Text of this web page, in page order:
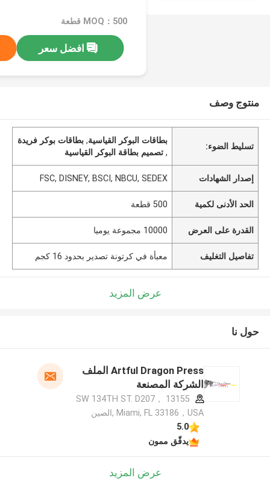
MOQ：500 قطعة
افضل سعر
منتوج وصف
تسليط الضوء:
بطاقات البوكر القياسية,بطاقات بوكر فريدة
,تصميم بطاقة البوكر القياسية
إصدار الشهادات FSC, DISNEY, BSCI, NBCU, SEDEX
الحد الأدنى لكمية 500 قطعة
القدرة على العرض 10000 مجموعة يوميا
تفاصيل التغليف معبأة في كرتونة تصدير بحدود 16 كجم
عرض المزيد
حول نا
Artful Dragon Press الملف
الشركة المصنعة
13155 SW 134TH ST. D207，
Miami, FL 33186，USA ,الصين
5.0
يدقّق ممون
عرض المزيد